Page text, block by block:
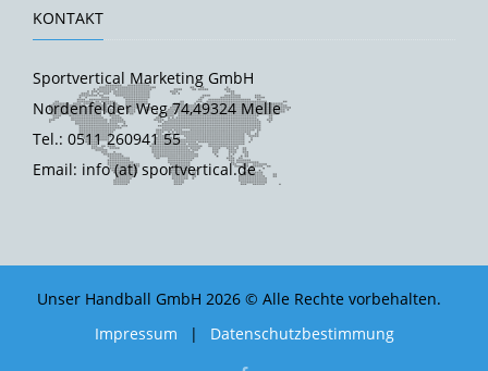
KONTAKT
Sportvertical Marketing GmbH
Nordenfelder Weg 74,49324 Melle
Tel.: 0511 260941 55
Email: info (at) sportvertical.de
Unser Handball GmbH 2026 © Alle Rechte vorbehalten.
Impressum
| Datenschutzbestimmung